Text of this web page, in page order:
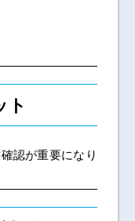
ト
認が重要になり